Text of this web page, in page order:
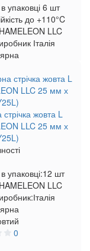
в упаковці 6 шт
до +110°C
LLC
Італія
жовта L
LLC 25 мм х
в упаковці:12 шт
LLC
Італія
0